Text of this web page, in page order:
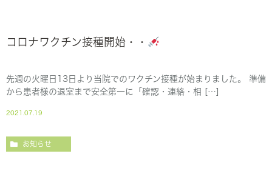
コロナワクチン接種開始・・
先週の火曜日13日より当院でのワクチン接種が始まりました。 準備
から患者様の退室まで安全第一に「確認・連絡・相 […]
2021.07.19
お知らせ